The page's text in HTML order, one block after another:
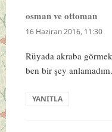
osman ve ottomandedi
ki:
16 Haziran 2016, 11:30
Rüyada akraba
ben bir şey
YANITLA